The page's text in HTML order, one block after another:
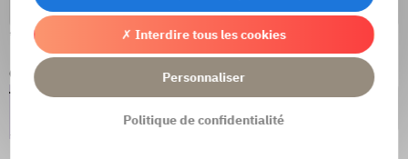
* Champs obligatoires
Captcha
✗ Interdire tous les cookies
Personnaliser
Politique de confidentialité